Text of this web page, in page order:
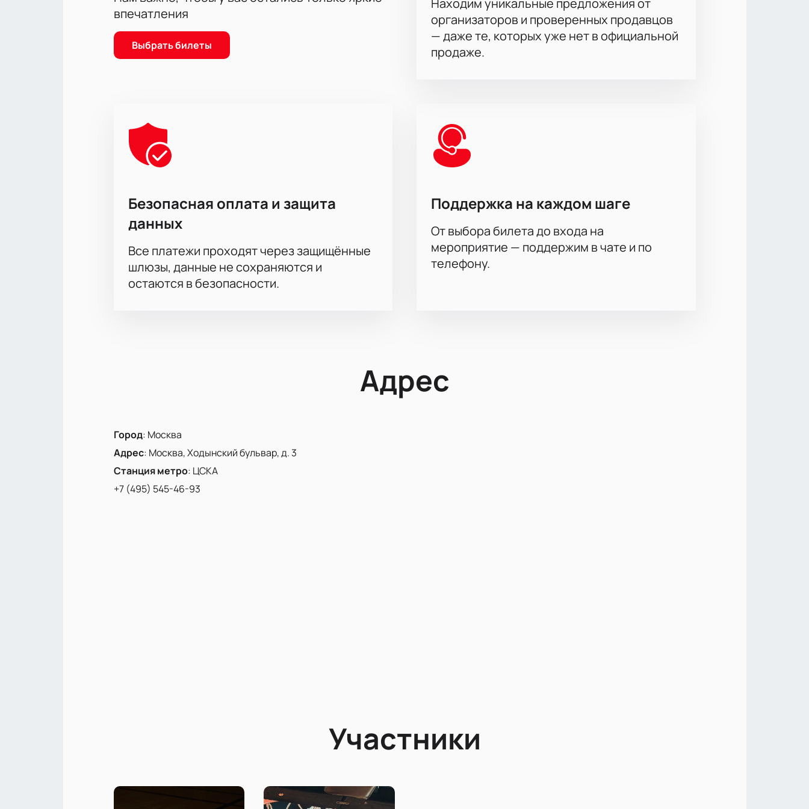
впечатления
Выбрать билеты
организаторов и проверенных продавцов
— даже те, которых уже нет в официальной
продаже.
Безопасная оплата и защита
данных
Все платежи проходят через защищённые
шлюзы, данные не сохраняются и
остаются в безопасности.
Поддержка на каждом шаге
От выбора билета до входа на
мероприятие — поддержим в чате и по
телефону.
Адрес
Город: Москва
Адрес: Москва, Ходынский бульвар, д. 3
Станция метро: ЦСКА
+7 (495) 545-46-93
Участники